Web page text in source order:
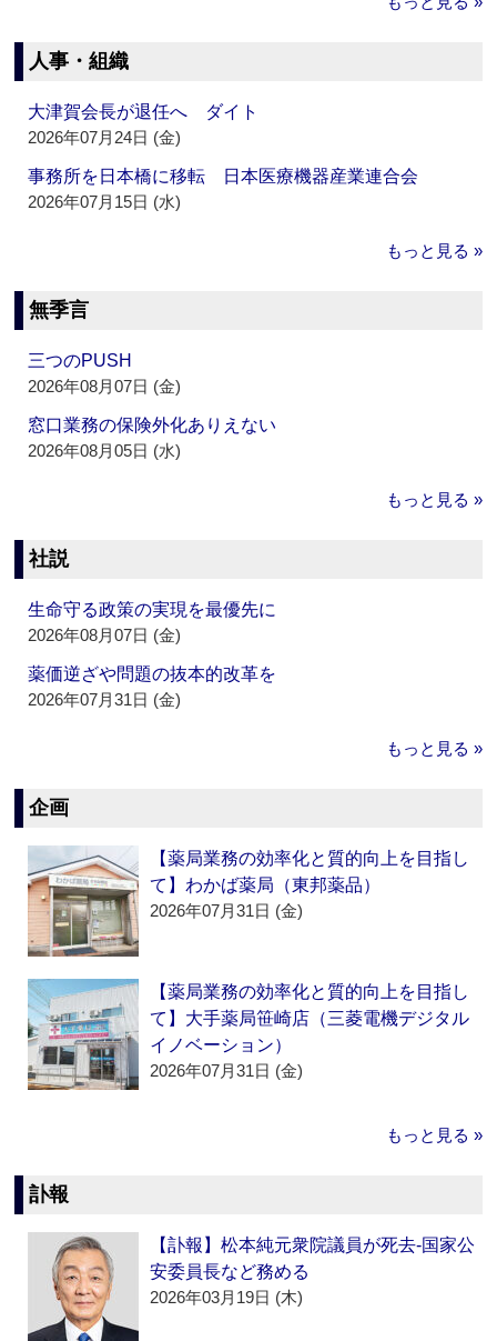
人事・組織
大津賀会長が退任へ ダイト
2026年07月24日 (金)
事務所を日本橋に移転 日本医療機器産業連合会
2026年07月15日 (水)
もっと見る »
無季言
三つのPUSH
2026年08月07日 (金)
窓口業務の保険外化ありえない
2026年08月05日 (水)
もっと見る »
社説
生命守る政策の実現を最優先に
2026年08月07日 (金)
薬価逆ざや問題の抜本的改革を
2026年07月31日 (金)
もっと見る »
企画
【薬局業務の効率化と質的向上を目指し
て】わかば薬局（東邦薬品）
2026年07月31日 (金)
【薬局業務の効率化と質的向上を目指し
て】大手薬局笹崎店（三菱電機デジタル
イノベーション）
2026年07月31日 (金)
もっと見る »
訃報
【訃報】松本純元衆院議員が死去‐国家公
安委員長など務める
2026年03月19日 (木)